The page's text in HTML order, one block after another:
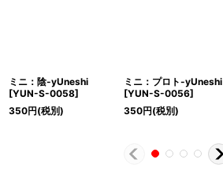
ミニ：陰-yUneshi
[YUN-S-0058]
350円(税別)
ミニ：プロト-yUneshi
[YUN-S-0056]
350円(税別)